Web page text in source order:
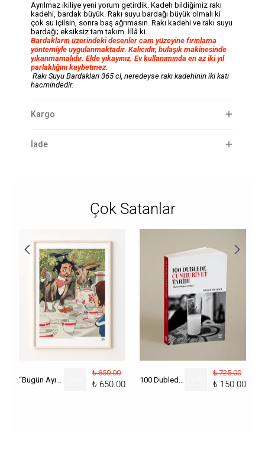
Ayrılmaz ikiliye yeni yorum getirdik. Kadeh bildiğimiz rakı
kadehi, bardak büyük. Rakı suyu bardağı büyük olmalı ki
çok su içilsin, sonra baş ağrımasın. Rakı kadehi ve rakı suyu
bardağı; eksiksiz tam takım. İllâ ki…
Bardakların üzerindeki desenler cam yüzeyine fırınlama
yöntemiyle uygulanmaktadır. Kalıcıdır, bulaşık makinesinde
yıkanmamalıdır. Elde yıkayınız. Ev kullanımında en az iki yıl
parlaklığını kaybetmez.
Rakı Suyu Bardakları 365 cl, neredeyse rakı kadehinin iki katı
hacmindedir.
Kargo
İade
Çok Satanlar
₺ 850.00
₺ 650.00
₺ 725.00
₺ 150.00